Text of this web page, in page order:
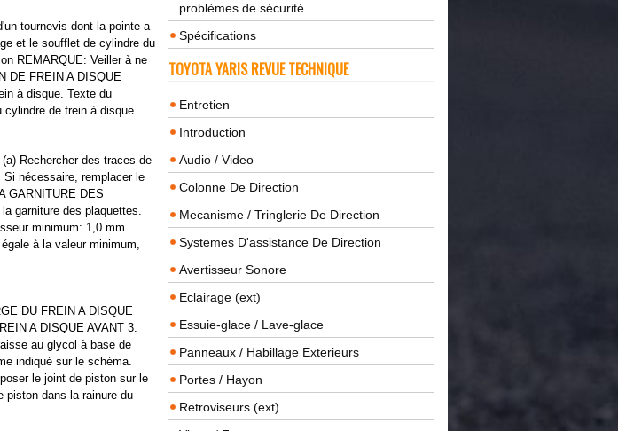
tournevis dont la pointe a
et le soufflet de cylindre du
REMARQUE: Veiller à ne
DE FREIN A DISQUE
à disque. Texte du
de frein à disque.
Rechercher des traces de
nécessaire, remplacer le
GARNITURE DES
garniture des plaquettes.
minimum: 1,0 mm
à la valeur minimum,
DU FREIN A DISQUE
A DISQUE AVANT 3.
au glycol à base de
indiqué sur le schéma.
le joint de piston sur le
piston dans la rainure du
problèmes de sécurité
Spécifications
TOYOTA YARIS REVUE TECHNIQUE
Entretien
Introduction
Audio / Video
Colonne De Direction
Mecanisme / Tringlerie De Direction
Systemes D'assistance De Direction
Avertisseur Sonore
Eclairage (ext)
Essuie-glace / Lave-glace
Panneaux / Habillage Exterieurs
Portes / Hayon
Retroviseurs (ext)